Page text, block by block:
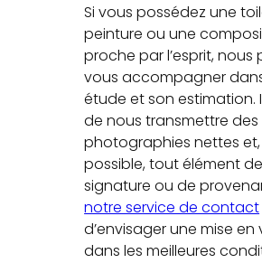
Si vous possédez une
peinture ou une
proche par l’esprit, nous
vous accompagner
étude et son estimation.
de nous transmettre des
photographies nettes et,
possible, tout élément de
signature ou de
notre service de contact
d’envisager une mise en
dans les meilleures